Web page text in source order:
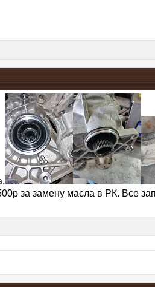
за замену масла в РК. Все